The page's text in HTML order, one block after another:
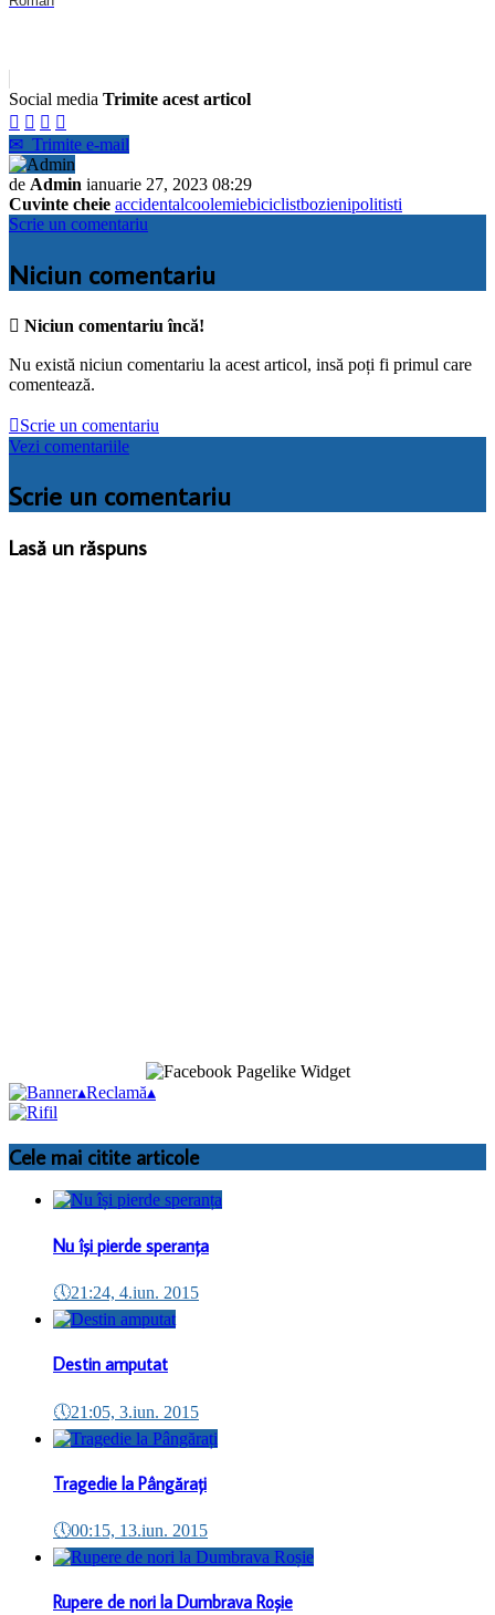
Social media Trimite acest articol
   
✉ Trimite e-mail
de Admin ianuarie 27, 2023 08:29
Cuvinte cheie accidentalcoolemiebiciclistbozienipolitisti
Scrie un comentariu
Niciun comentariu
 Niciun comentariu încă!
Nu există niciun comentariu la acest articol, insă poți fi primul care
comentează.
Scrie un comentariu
Vezi comentariile
Scrie un comentariu
Lasă un răspuns
▴Reclamă▴
Cele mai citite articole
Nu își pierde speranța
🕔21:24, 4.iun. 2015
Destin amputat
🕔21:05, 3.iun. 2015
Tragedie la Pângărați
🕔00:15, 13.iun. 2015
Rupere de nori la Dumbrava Roșie